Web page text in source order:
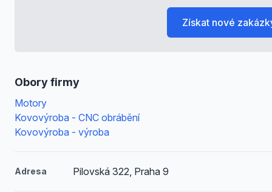
Obory firmy
Motory
Kovovýroba - CNC obrábění
Kovovýroba - výroba
Adresa Pilovská 322, Praha 9
Získat nové